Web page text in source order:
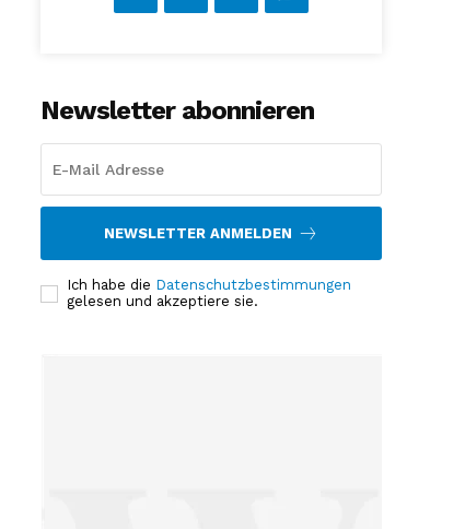
Newsletter abonnieren
NEWSLETTER ANMELDEN
Ich habe die Datenschutzbestimmungen
gelesen und akzeptiere sie.